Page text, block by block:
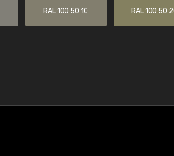
RAL 100 50 10 RAL 100 50